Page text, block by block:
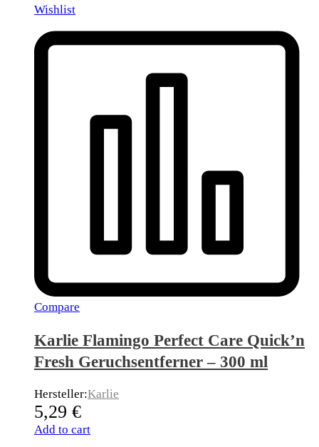
Wishlist
Compare
Karlie Flamingo Perfect Care Quick’n
Fresh Geruchsentferner – 300 ml
Hersteller:Karlie
5,29 €
Add to cart